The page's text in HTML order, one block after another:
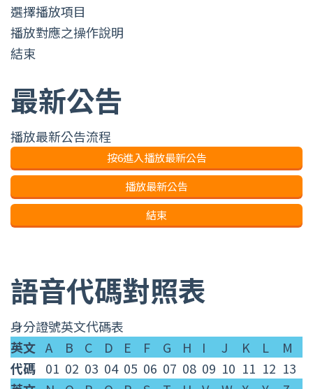
選擇播放項目
播放對應之操作說明
結束
最新公告
播放最新公告流程
按6進入播放最新公告
播放最新公告
結束
語音代碼對照表
身分證號英文代碼表
身
分
英文 A B C D E F G H I J K L
M
代碼 01 02 03 04 05 06 07 08 09 10 11 12 13